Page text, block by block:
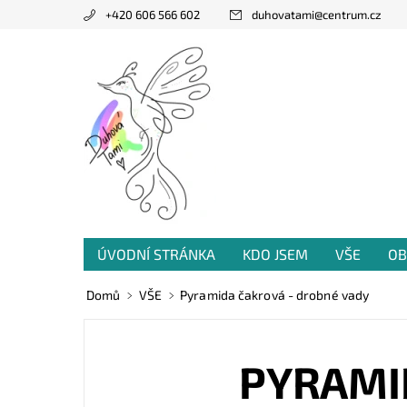
+420 606 566 602 duhovatami@centrum.cz
ÚVODNÍ STRÁNKA KDO JSEM VŠE
PRODANÁ TVORBA
VZKAZY OD VÁS
Domů VŠE Pyramida čakrová - drobné vady